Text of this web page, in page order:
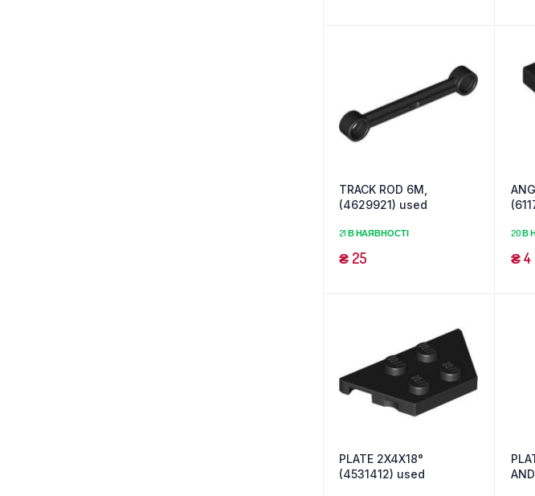
TRACK ROD 6M,
(4629921) used
21 В НАЯВНОСТІ
₴25
20 В
₴4
PLATE 2X4X18°
(4531412) used